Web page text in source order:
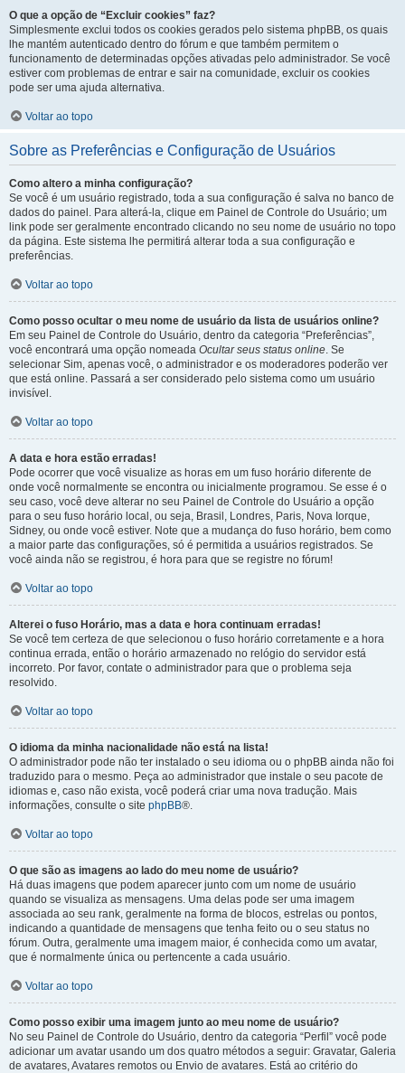
O que a opção de “Excluir cookies” faz?
Simplesmente exclui todos os cookies gerados pelo sistema phpBB, os quais
lhe mantém autenticado dentro do fórum e que também permitem o
funcionamento de determinadas opções ativadas pelo administrador. Se você
estiver com problemas de entrar e sair na comunidade, excluir os cookies
pode ser uma ajuda alternativa.
Voltar ao topo
Sobre as Preferências e Configuração de Usuários
Como altero a minha configuração?
Se você é um usuário registrado, toda a sua configuração é salva no banco de
dados do painel. Para alterá-la, clique em Painel de Controle do Usuário; um
link pode ser geralmente encontrado clicando no seu nome de usuário no topo
da página. Este sistema lhe permitirá alterar toda a sua configuração e
preferências.
Voltar ao topo
Como posso ocultar o meu nome de usuário da lista de usuários online?
Em seu Painel de Controle do Usuário, dentro da categoria “Preferências”,
você encontrará uma opção nomeada Ocultar seus status online. Se
selecionar Sim, apenas você, o administrador e os moderadores poderão ver
que está online. Passará a ser considerado pelo sistema como um usuário
invisível.
Voltar ao topo
A data e hora estão erradas!
Pode ocorrer que você visualize as horas em um fuso horário diferente de
onde você normalmente se encontra ou inicialmente programou. Se esse é o
seu caso, você deve alterar no seu Painel de Controle do Usuário a opção
para o seu fuso horário local, ou seja, Brasil, Londres, Paris, Nova Iorque,
Sidney, ou onde você estiver. Note que a mudança do fuso horário, bem como
a maior parte das configurações, só é permitida a usuários registrados. Se
você ainda não se registrou, é hora para que se registre no fórum!
Voltar ao topo
Alterei o fuso Horário, mas a data e hora continuam erradas!
Se você tem certeza de que selecionou o fuso horário corretamente e a hora
continua errada, então o horário armazenado no relógio do servidor está
incorreto. Por favor, contate o administrador para que o problema seja
resolvido.
Voltar ao topo
O idioma da minha nacionalidade não está na lista!
O administrador pode não ter instalado o seu idioma ou o phpBB ainda não foi
traduzido para o mesmo. Peça ao administrador que instale o seu pacote de
idiomas e, caso não exista, você poderá criar uma nova tradução. Mais
informações, consulte o site phpBB®.
Voltar ao topo
O que são as imagens ao lado do meu nome de usuário?
Há duas imagens que podem aparecer junto com um nome de usuário
quando se visualiza as mensagens. Uma delas pode ser uma imagem
associada ao seu rank, geralmente na forma de blocos, estrelas ou pontos,
indicando a quantidade de mensagens que tenha feito ou o seu status no
fórum. Outra, geralmente uma imagem maior, é conhecida como um avatar,
que é normalmente única ou pertencente a cada usuário.
Voltar ao topo
Como posso exibir uma imagem junto ao meu nome de usuário?
No seu Painel de Controle do Usuário, dentro da categoria “Perfil” você pode
adicionar um avatar usando um dos quatro métodos a seguir: Gravatar, Galeria
de avatares, Avatares remotos ou Envio de avatares. Está ao critério do